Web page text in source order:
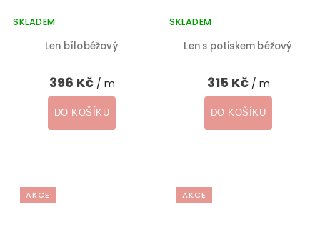
Len bílobéžový
SKLADEM
396 Kč / m
DO KOŠÍKU
Len s potiskem béžový
SKLADEM
315 Kč / m
DO KOŠÍKU
AKCE AKCE